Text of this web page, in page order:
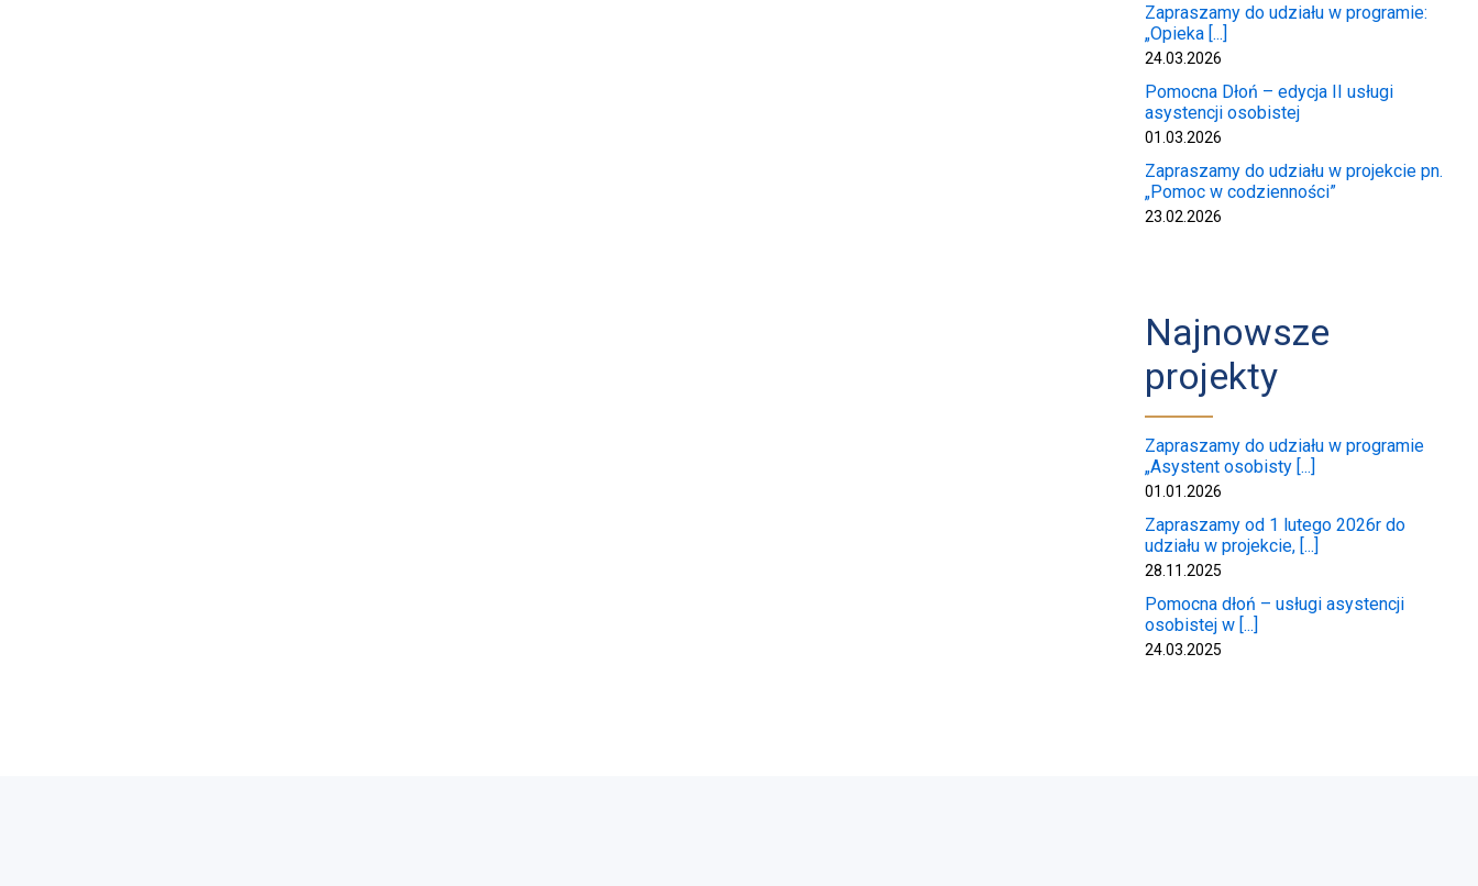
Zapraszamy do udziału w programie:
„Opieka [...]
24.03.2026
Pomocna Dłoń – edycja II usługi
asystencji osobistej
01.03.2026
Zapraszamy do udziału w projekcie pn.
„Pomoc w codzienności”
23.02.2026
Najnowsze
projekty
Zapraszamy do udziału w programie
„Asystent osobisty [...]
01.01.2026
Zapraszamy od 1 lutego 2026r do
udziału w projekcie, [...]
28.11.2025
Pomocna dłoń – usługi asystencji
osobistej w [...]
24.03.2025